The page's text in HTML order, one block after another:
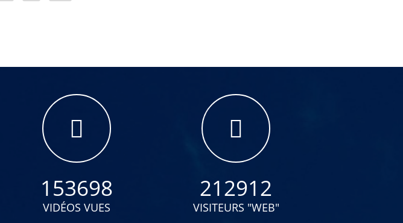
153698
VIDÉOS VUES
212912
VISITEURS "WEB"